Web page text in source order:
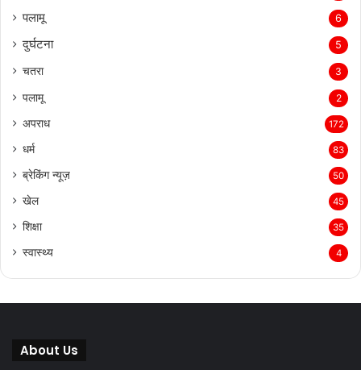
पलामू 6
दुर्घटना 5
चतरा 3
पलामू 2
अपराध 172
धर्म 83
ब्रेकिंग न्यूज़ 50
खेल 45
शिक्षा 35
स्वास्थ्य 4
About Us